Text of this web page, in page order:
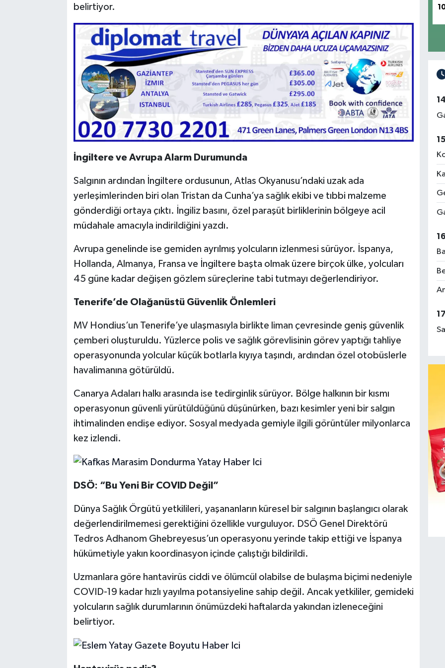
belirtiyor.
İngiltere ve Avrupa Alarm Durumunda
Salgının ardından İngiltere ordusunun, Atlas Okyanusu’ndaki uzak ada
yerleşimlerinden biri olan Tristan da Cunha’ya sağlık ekibi ve tıbbi malzeme
gönderdiği ortaya çıktı. İngiliz basını, özel paraşüt birliklerinin bölgeye acil
müdahale amacıyla indirildiğini yazdı.
Avrupa genelinde ise gemiden ayrılmış yolcuların izlenmesi sürüyor. İspanya,
Hollanda, Almanya, Fransa ve İngiltere başta olmak üzere birçok ülke, yolcuları
45 güne kadar değişen gözlem süreçlerine tabi tutmayı değerlendiriyor.
Tenerife’de Olağanüstü Güvenlik Önlemleri
MV Hondius’un Tenerife’ye ulaşmasıyla birlikte liman çevresinde geniş güvenlik
çemberi oluşturuldu. Yüzlerce polis ve sağlık görevlisinin görev yaptığı tahliye
operasyonunda yolcular küçük botlarla kıyıya taşındı, ardından özel otobüslerle
havalimanına götürüldü.
Canarya Adaları halkı arasında ise tedirginlik sürüyor. Bölge halkının bir kısmı
operasyonun güvenli yürütüldüğünü düşünürken, bazı kesimler yeni bir salgın
ihtimalinden endişe ediyor. Sosyal medyada gemiyle ilgili görüntüler milyonlarca
kez izlendi.
DSÖ: “Bu Yeni Bir COVID Değil”
Dünya Sağlık Örgütü yetkilileri, yaşananların küresel bir salgının başlangıcı olarak
değerlendirilmemesi gerektiğini özellikle vurguluyor. DSÖ Genel Direktörü
Tedros Adhanom Ghebreyesus’un operasyonu yerinde takip ettiği ve İspanya
hükümetiyle yakın koordinasyon içinde çalıştığı bildirildi.
Uzmanlara göre hantavirüs ciddi ve ölümcül olabilse de bulaşma biçimi nedeniyle
COVID-19 kadar hızlı yayılma potansiyeline sahip değil. Ancak yetkililer, gemideki
yolcuların sağlık durumlarının önümüzdeki haftalarda yakından izleneceğini
belirtiyor.